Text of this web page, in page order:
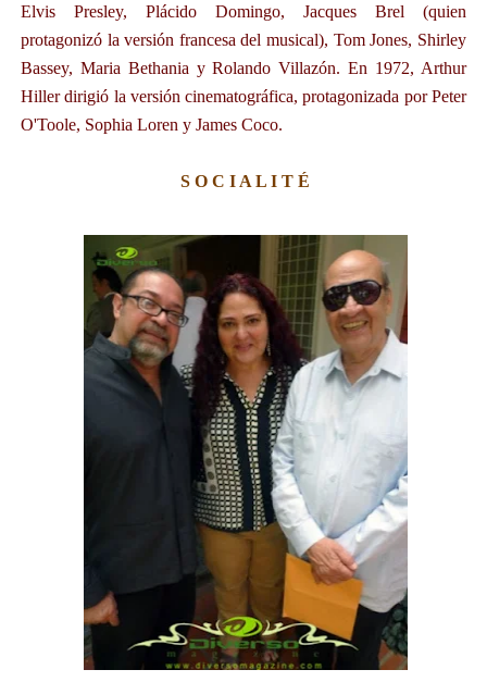
Elvis Presley, Plácido Domingo, Jacques Brel (quien
protagonizó la versión francesa del musical), Tom Jones, Shirley
Bassey, Maria Bethania y Rolando Villazón. En 1972, Arthur
Hiller dirigió la versión cinematográfica, protagonizada por Peter
O'Toole, Sophia Loren y James Coco.
S O C I A L I T É